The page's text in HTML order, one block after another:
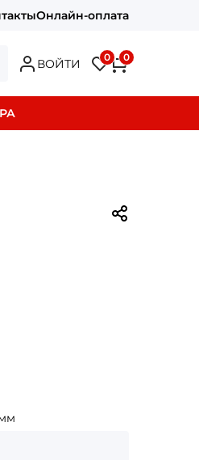
Онлайн-оплата
ВОЙТИ 0 0